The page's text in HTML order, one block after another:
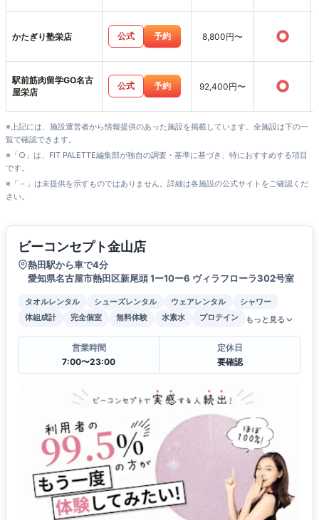
かたぎり塾栄店 公式 予約 8,800円〜 ○
駅前筋肉留学GO名古
屋栄店
公式 予約 92,400円〜 ○
※上記には、施設運営者から情報提供のあった施設を掲載しています。全施設は下の一
覧で確認できます。
※「○」は、FIT PALETTE編集部が独自の調査・基準に基づき、特におすすめする項目
です。
※「－」は未提供を示すものではありません。詳細は各施設の公式サイトをご確認くだ
さい。
ビーコンセプト金山店
熱田駅から車で4分
愛知県名古屋市熱田区新尾頭 1ー10ー6 ヴィラフローラ302号室
タオルレンタル シューズレンタル ウェアレンタル
シャワー
体組成計
完全個室 無料体験 水素水 プロテイン もっと見る
営業時間
7:00〜23:00
定休日
要確認